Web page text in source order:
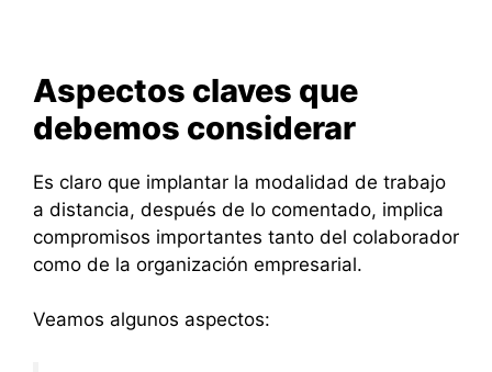
Aspectos claves que
debemos considerar
Es claro que implantar la modalidad de trabajo
a distancia, después de lo comentado, implica
compromisos importantes tanto del colaborador
como de la organización empresarial.
Veamos algunos aspectos: